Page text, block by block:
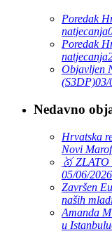
Poredak
natjecanja
Poredak
natjecanja
Objavljen
(S3DP)03/
Nedavno
Hrvatska
Novi Marof
🥇
05/06/2026
Završen
naših
Amanda
u Istanbulu